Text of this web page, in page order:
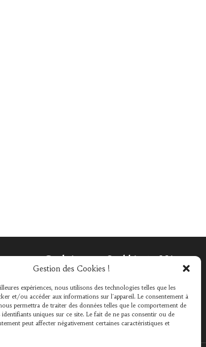
Gestion des Cookies !
expériences, nous utilisons des technologies telles que les
et/ou accéder aux informations sur l'appareil. Le consentement à
permettra de traiter des données telles que le comportement de
uniques sur ce site. Le fait de ne pas consentir ou de
peut affecter négativement certaines caractéristiques et
Cabinet Selli & Vine
Avocats
5 Cr des Arts et Métiers,
13100Aix-en-Provence
Tél :0442263812